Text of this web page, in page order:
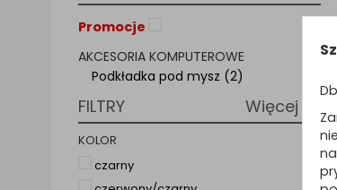
Promocje
AKCESORIA KOMPUTEROWE
Podkładka pod mysz (2)
FILTRY Więcej
KOLOR
czarny